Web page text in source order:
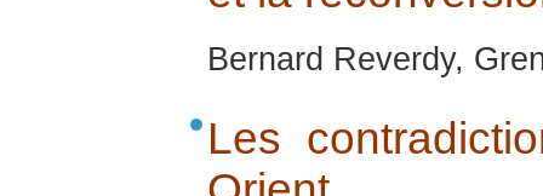
Bernard Reverdy,
Les